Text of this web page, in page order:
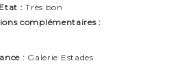
Etat : Très bon
complémentaires :
: Galerie Estades